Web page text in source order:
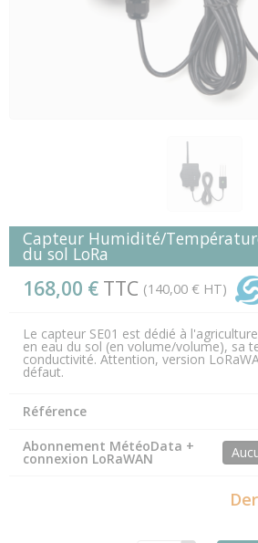
Capteur Humidité/
du sol LoRa
168,00 € TTC (140,00 € HT)
Le capteur SE01 est dédié à
en eau du sol (en volume/volume), sa
conductivité. Attention, version
défaut.
Référence
Abonnement MétéoData +
connexion LoRaWAN